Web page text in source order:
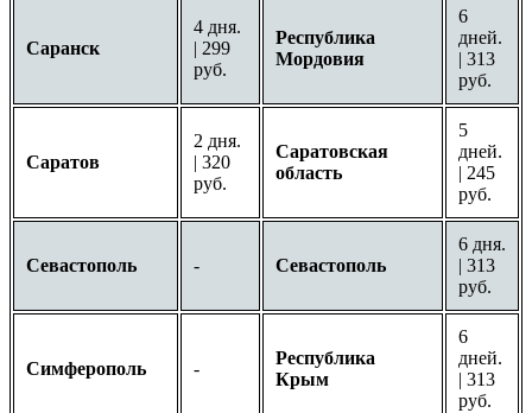
Саранск
4 дня.
| 299
руб.
Республика
Мордовия
6
дней.
| 313
руб.
Саратов
2 дня.
| 320
руб.
Саратовская
область
5
дней.
| 245
руб.
Севастополь - Севастополь
6 дня.
| 313
руб.
Симферополь -
Республика
Крым
6
дней.
| 313
руб.